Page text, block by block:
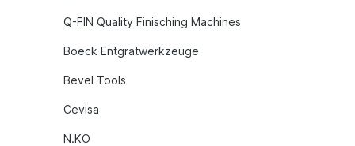
Q-FIN Quality Finisching Machines
Boeck Entgratwerkzeuge
Bevel Tools
Cevisa
N.KO